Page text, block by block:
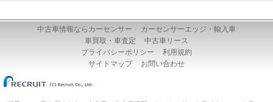
中古車情報ならカーセンサー
カーセンサーエッジ・輸入車
車買取・車査定
中古車リース
プライバシーポリシー
利用規約
サイトマップ
お問い合わせ